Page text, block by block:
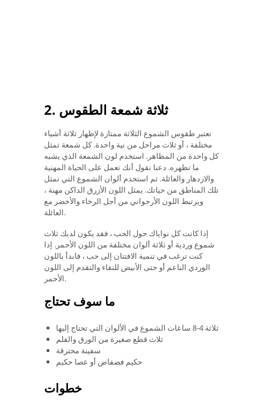
2. ثلاثة شمعة الطقوس
تعتبر طقوس الشموع الثلاثة ممتازة لإظهار ثلاثة أشياء
مختلفة ، أو ثلاث مراحل من نية واحدة. كل شمعة تمثل
كل واحدة من المظاهر. استخدم لون الشمعة الذي يشبه
ما تظهره. دعنا نقول أنك تعمل على الحياة المهنية
والازدهار والعائلة. ثم استخدم ألوان الشموع التي تمثل
تلك المناطق من حياتك. يمثل اللون الأزرق الداكن مهنة ،
ويرتبط اللون الأرجواني من أجل الرخاء والأخضر مع
العائلة.
إذا كانت كل نواياك حول الحب ، فقد يكون لديك ثلاث
شموع وردية أو ثلاثة ألوان مختلفة من اللون الأحمر. إذا
كنت ترغب في تنمية الافتتان إلى حب ، فابدأ باللون
الوردي الناعم أو حتى الأبيض للنقاء والتقدم إلى اللون
الأحمر.
ما سوف تحتاج
ثلاثة 4-8 ساعات الشموع في الألوان التي تحتاج إليها
ثلاث قطع صغيرة من الورق والقلم
سفينة محترقة
حكيم فضفاض أو عصا حكيم
خطوات